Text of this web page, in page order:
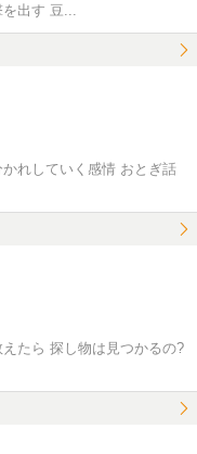
出す 豆...
れしていく感情 おとぎ話
たら 探し物は見つかるの?